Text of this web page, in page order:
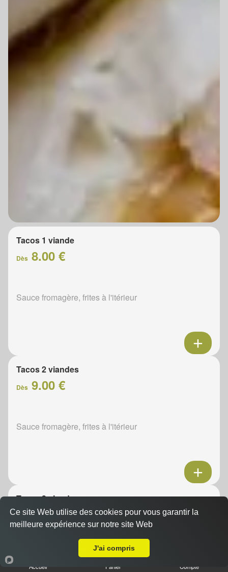
Tacos 1 viande
Dès 8.00 €
Sauce fromagère, frites à l'itérieur
Tacos 2 viandes
Dès 9.00 €
Sauce fromagère, frites à l'itérieur
Tacos 3 viandes
Dès11.00 €
Sauce fromagère, frites à l'itérieur
Accueil Panier Compte
Ce site Web utilise des cookies pour vous garantir la
meilleure expérience sur notre site Web
J'ai compris